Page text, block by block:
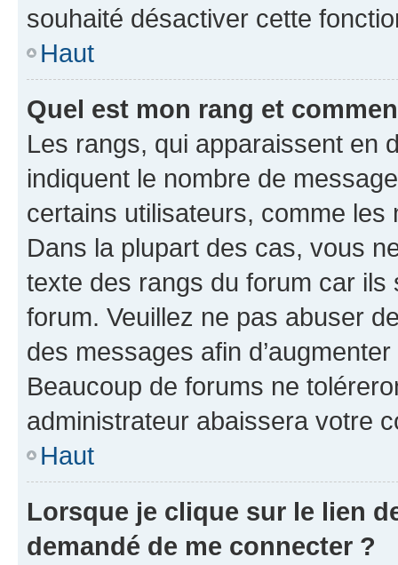
souhaité désactiver cette
Haut
Quel est mon rang et
Les rangs, qui apparaissent en
indiquent le nombre de
certains utilisateurs, comme
Dans la plupart des cas, vous
texte des rangs du forum car ils
forum. Veuillez ne pas abuser
des messages afin
Beaucoup de forums ne
administrateur abaissera votre
Haut
Lorsque je clique sur le lien
demandé de me connecter ?